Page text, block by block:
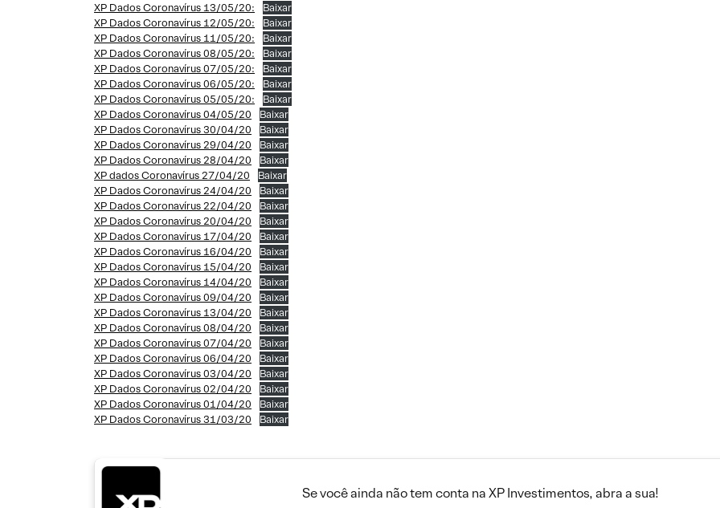
XP Dados Coronavírus 13/05/20:
Baixar
XP Dados Coronavírus 12/05/20:
Baixar
XP Dados Coronavírus 11/05/20:
Baixar
XP Dados Coronavírus 08/05/20:
Baixar
XP Dados Coronavírus 07/05/20:
Baixar
XP Dados Coronavírus 06/05/20:
Baixar
XP Dados Coronavírus 05/05/20:
Baixar
XP Dados Coronavírus 04/05/20
Baixar
XP Dados Coronavírus 30/04/20
Baixar
XP Dados Coronavírus 29/04/20
Baixar
XP Dados Coronavírus 28/04/20
Baixar
XP dados Coronavírus 27/04/20
Baixar
XP Dados Coronavírus 24/04/20
Baixar
XP Dados Coronavírus 22/04/20
Baixar
XP Dados Coronavírus 20/04/20
Baixar
XP Dados Coronavírus 17/04/20
Baixar
XP Dados Coronavírus 16/04/20
Baixar
XP Dados Coronavírus 15/04/20
Baixar
XP Dados Coronavírus 14/04/20
Baixar
XP Dados Coronavírus 09/04/20
Baixar
XP Dados Coronavírus 13/04/20
Baixar
XP Dados Coronavírus 08/04/20
Baixar
XP Dados Coronavírus 07/04/20
Baixar
XP Dados Coronavírus 06/04/20
Baixar
XP Dados Coronavírus 03/04/20
Baixar
XP Dados Coronavírus 02/04/20
Baixar
XP Dados Coronavírus 01/04/20
Baixar
XP Dados Coronavírus 31/03/20
Baixar
Se você ainda não tem conta na XP Investimentos, abra a sua!